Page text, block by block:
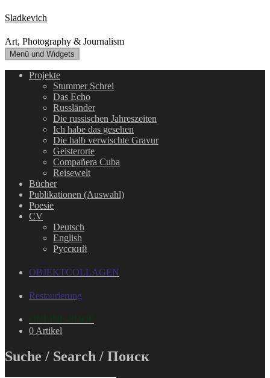
Zum
Inhalt
springen
Sladkevich
Art, Photography & Journalism
Menü und Widgets
Projekte
Stummer Schrei
Das Echo
Russländer
Die russischen Jahreszeiten
Ich habe das gesehen
Die halb verwischte Gravur
Geisterorte
Compañera Cuba
Reisewelt
Bücher
Publikationen (Auswahl)
Poesie
CV
Deutsch
English
Русский
OBJEKTCOLLAGEN
Restaurierung
ONLINE-SHOP
0 Artikel
Suche / Search / Поиск